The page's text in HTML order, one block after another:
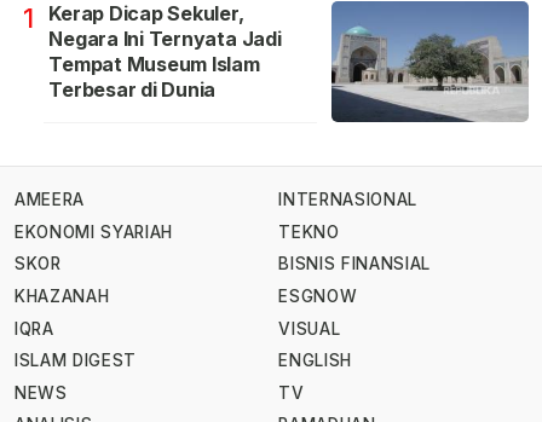
1
Kerap Dicap Sekuler,
Negara Ini Ternyata Jadi
Tempat Museum Islam
Terbesar di Dunia
AMEERA
EKONOMI SYARIAH
SKOR
KHAZANAH
IQRA
ISLAM DIGEST
NEWS
INTERNASIONAL
TEKNO
BISNIS FINANSIAL
ESGNOW
VISUAL
ENGLISH
TV